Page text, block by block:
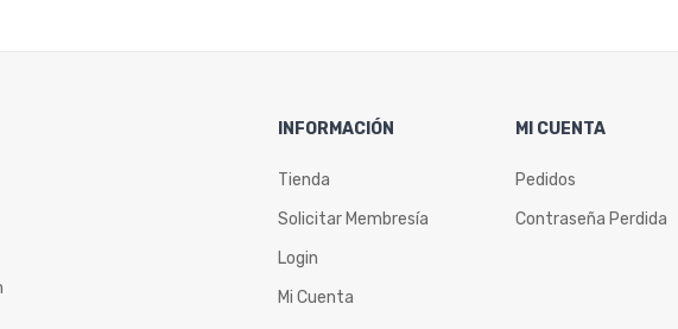
INFORMACIÓN
Tienda
Solicitar Membresía
Login
Mi Cuenta
MI CUENTA
Pedidos
Contraseña Perdida